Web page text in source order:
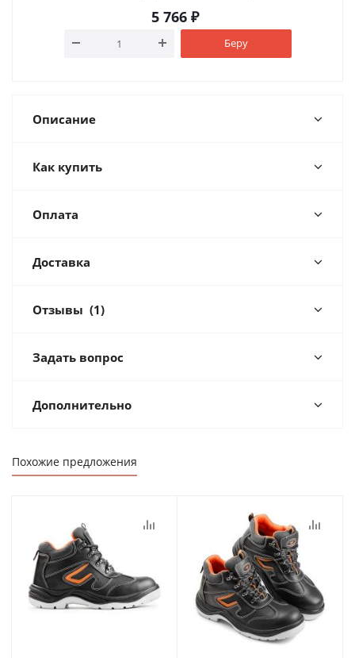
5 766₽
Беру
Описание
Как купить
Оплата
Доставка
Отзывы (1)
Задать вопрос
Дополнительно
Похожие предложения